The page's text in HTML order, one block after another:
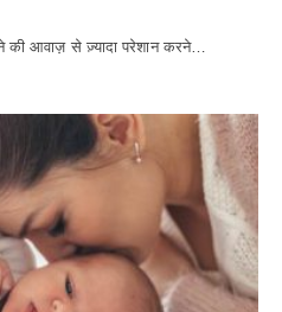
की आवाज़ से ज़्यादा परेशान करने…